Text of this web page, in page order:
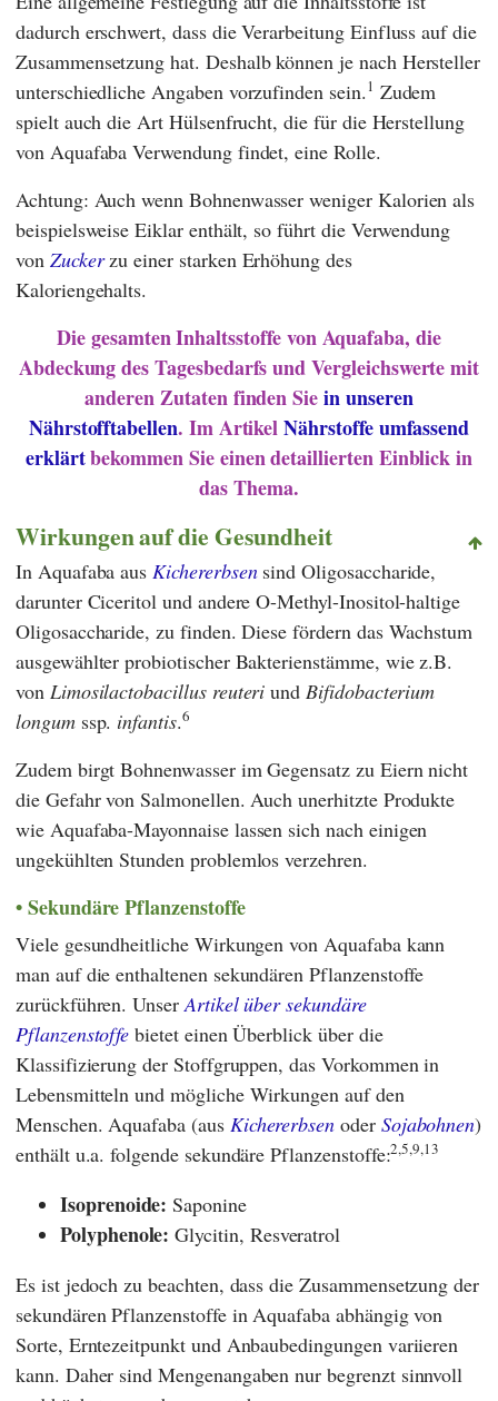
dadurch erschwert, dass die Verarbeitung Einfluss auf die
Zusammensetzung hat. Deshalb können je nach Hersteller
unterschiedliche Angaben vorzufinden sein.1 Zudem
spielt auch die Art Hülsenfrucht, die für die Herstellung
von Aquafaba Verwendung findet, eine Rolle.
Achtung: Auch wenn Bohnenwasser weniger Kalorien als
beispielsweise Eiklar enthält, so führt die Verwendung
von Zuckerzu einer starken Erhöhung des
Kaloriengehalts.
Die gesamten Inhaltsstoffe von Aquafaba, die
Abdeckung des Tagesbedarfs und Vergleichswerte mit
anderen Zutaten finden Siein unseren
Nährstofftabellen. Im ArtikelNährstoffe umfassend
erklärtbekommen Sie einen detaillierten Einblick in
das Thema.
Wirkungen auf die Gesundheit
In Aquafaba ausKichererbsensind Oligosaccharide,
darunter Ciceritol und andere O-Methyl-Inositol-haltige
Oligosaccharide, zu finden. Diese fördern das Wachstum
ausgewählter probiotischer Bakterienstämme, wie z.B.
von Limosilactobacillus reuteri undBifidobacterium
longumssp. infantis.6
Zudem birgt Bohnenwasser im Gegensatz zu Eiern nicht
die Gefahr von Salmonellen. Auch unerhitzte Produkte
wie Aquafaba-Mayonnaise lassen sich nach einigen
ungekühlten Stunden problemlos verzehren.
Sekundäre Pflanzenstoffe
Viele gesundheitliche Wirkungen von Aquafaba kann
man auf die enthaltenen sekundären Pflanzenstoffe
zurückführen. Unser Artikel über sekundäre
Pflanzenstoffe bietet einen Überblick über die
Klassifizierung der Stoffgruppen, das Vorkommen in
Lebensmitteln und mögliche Wirkungen auf den
Menschen. Aquafaba (aus Kichererbsen oder Sojabohnen)
enthält u.a. folgende sekundäre Pflanzenstoffe:2,5,9,13
Isoprenoide:Saponine
Polyphenole: Glycitin, Resveratrol
Es ist jedoch zu beachten, dass die Zusammensetzung der
sekundären Pflanzenstoffe in Aquafaba abhängig von
Sorte, Erntezeitpunkt und Anbaubedingungen variieren
kann. Daher sind Mengenangaben nur begrenzt sinnvoll